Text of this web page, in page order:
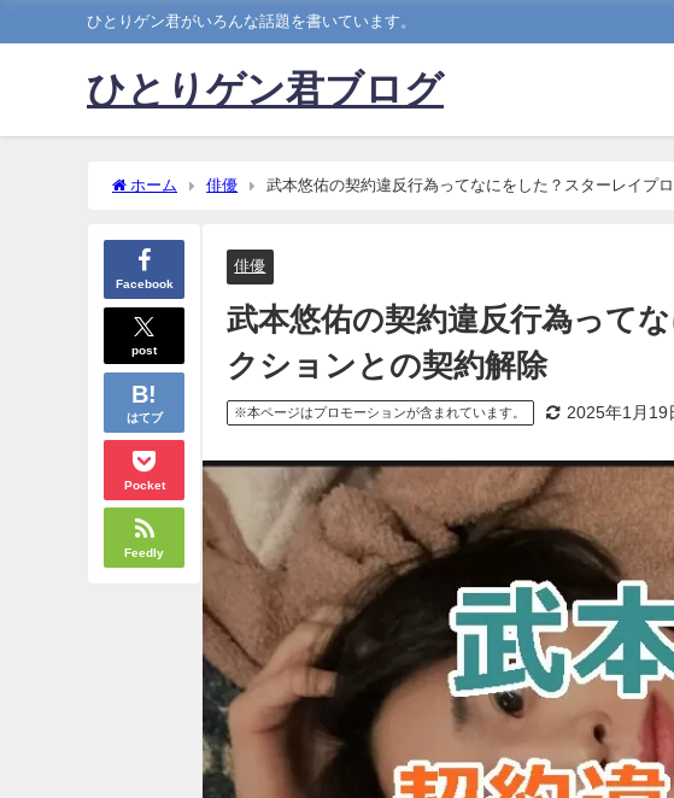
ひとりゲン君がいろんな話題を書いています。
ひとりゲン君ブログ
ホーム 俳優 武本悠佑の契約違反行為ってなにをした？スターレイプ
Facebook
post
はてブ
Pocket
Feedly
俳優
武本悠佑の契約違反行為って
クションとの契約解除
※本ページはプロモーションが含まれています。 2025年1月19